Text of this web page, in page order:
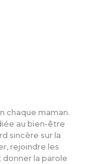
chaque maman.
au bien-être
sincère sur la
rejoindre les
la parole